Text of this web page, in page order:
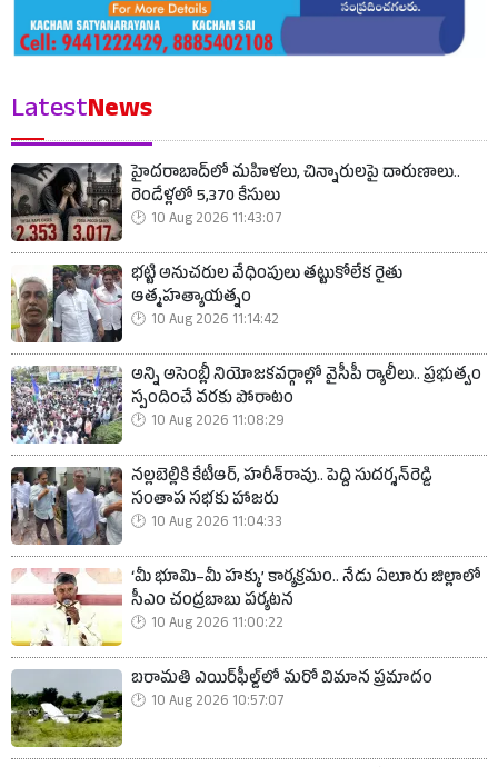
LatestNews
హైదరాబాద్‌లో మహిళలు, చిన్నారులపై దారుణాలు..
రెండేళ్లలో 5,370 కేసులు
10 Aug 2026 11:43:07
భట్టి అనుచరుల వేధింపులు తట్టుకోలేక రైతు
ఆత్మహత్యాయత్నం
10 Aug 2026 11:14:42
అన్ని అసెంబ్లీ నియోజకవర్గాల్లో వైసీపీ ర్యాలీలు.. ప్రభుత్వం
స్పందించే వరకు పోరాటం
10 Aug 2026 11:08:29
నల్లబెల్లికి కేటీఆర్, హరీశ్‌రావు.. పెద్ది సుదర్శన్‌రెడ్డి
సంతాప సభకు హాజరు
10 Aug 2026 11:04:33
‘మీ భూమి–మీ హక్కు’ కార్యక్రమం.. నేడు ఏలూరు జిల్లాలో
సీఎం చంద్రబాబు పర్యటన
10 Aug 2026 11:00:22
బరామతి ఎయిర్‌ఫీల్డ్‌లో మరో విమాన ప్రమాదం
10 Aug 2026 10:57:07